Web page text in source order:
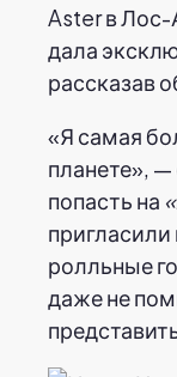
Aster в Лос-
дала
рассказав
«Я самая
планете», —
попасть на
пригласили
ролльные
даже не